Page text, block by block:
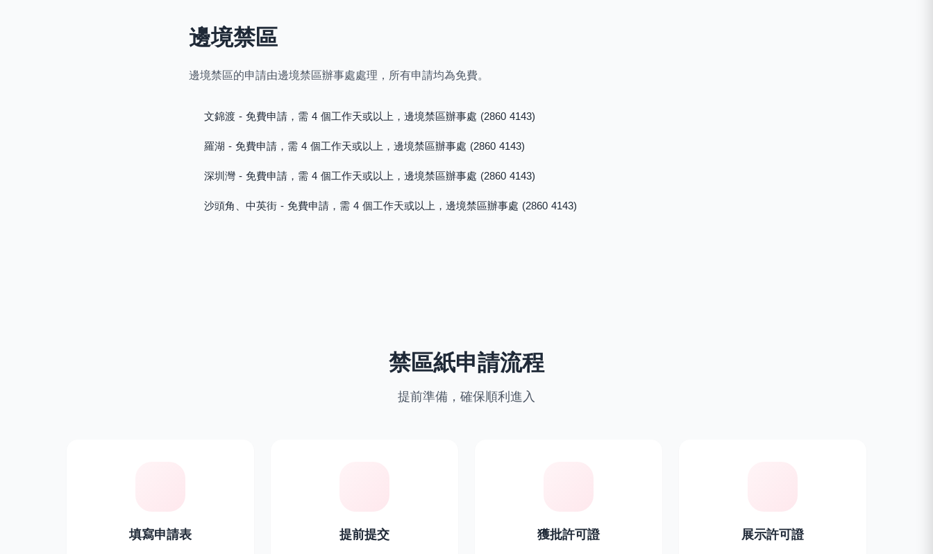
邊境禁區
邊境禁區的申請由邊境禁區辦事處處理，所有申請均為免費。
文錦渡 - 免費申請，需 4 個工作天或以上，邊境禁區辦事處 (2860 4143)
羅湖 - 免費申請，需 4 個工作天或以上，邊境禁區辦事處 (2860 4143)
深圳灣 - 免費申請，需 4 個工作天或以上，邊境禁區辦事處 (2860 4143)
沙頭角、中英街 - 免費申請，需 4 個工作天或以上，邊境禁區辦事處 (2860 4143)
禁區紙申請流程
提前準備，確保順利進入
填寫申請表 提前提交 獲批許可證 展示許可證